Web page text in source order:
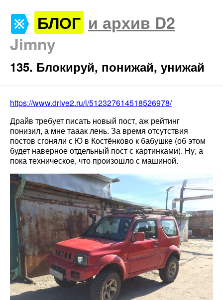
БЛОГ и архив D2
Jimny
135. Блокируй, понижай, унижай
https://www.drive2.ru/l/512327614518526978/
Драйв требует писать новый пост, аж рейтинг
понизил, а мне тааак лень. За время отсутствия
постов сгоняли с Ю в Костёнково к бабушке (об этом
будет наверное отдельный пост с картинками). Ну, а
пока техническое, что произошло с машиной.